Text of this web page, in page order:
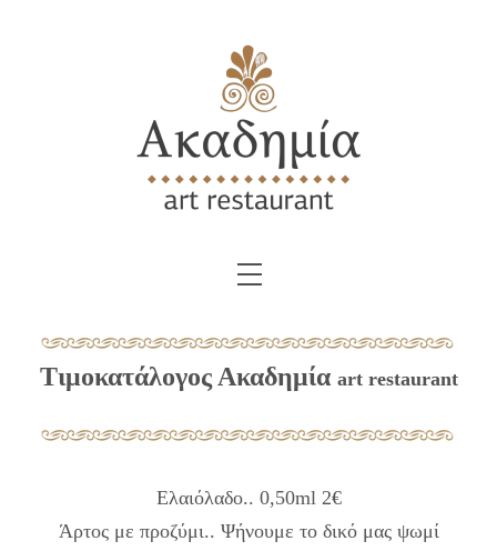
Menu
Τιμοκατάλογος Ακαδημία art restaurant
Ελαιόλαδο.. 0,50ml 2€
Άρτος με προζύμι.. Ψήνουμε το δικό μας ψωμί